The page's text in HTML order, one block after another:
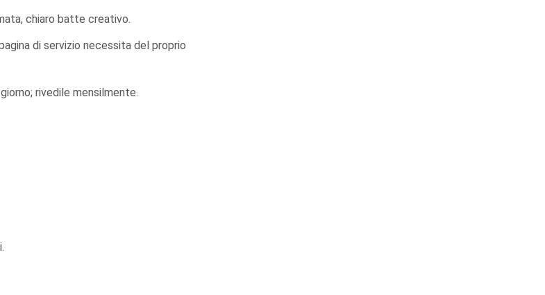
chiaro batte creativo.
di servizio necessita del proprio
rivedile mensilmente.